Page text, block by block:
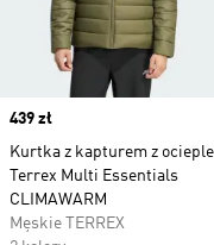
Price
439 zł
Kurtka z kapturem z
Terrex Multi Essentials
CLIMAWARM
Męskie TERREX